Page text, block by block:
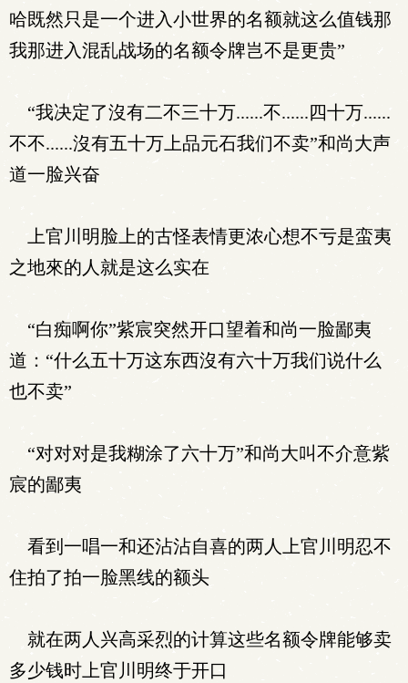
哈既然只是一个进入小世界的名额就这么值钱那
我那进入混乱战场的名额令牌岂不是更贵”
“我决定了沒有二不三十万......不......四十万......
不不......沒有五十万上品元石我们不卖”和尚大声
道一脸兴奋
上官川明脸上的古怪表情更浓心想不亏是蛮夷
之地來的人就是这么实在
“白痴啊你”紫宸突然开口望着和尚一脸鄙夷
道：“什么五十万这东西沒有六十万我们说什么
也不卖”
“对对对是我糊涂了六十万”和尚大叫不介意紫
宸的鄙夷
看到一唱一和还沾沾自喜的两人上官川明忍不
住拍了拍一脸黑线的额头
就在两人兴高采烈的计算这些名额令牌能够卖
多少钱时上官川明终于开口